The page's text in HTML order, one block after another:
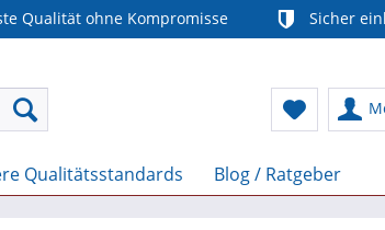
Qualität ohne Kompromisse Sicher
Qualitätsstandards Blog / Ratgeber